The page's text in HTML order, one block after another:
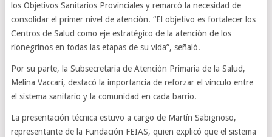
los Objetivos Sanitarios Provinciales y remarcó la necesidad de
consolidar el primer nivel de atención. “El objetivo es fortalecer los
Centros de Salud como eje estratégico de la atención de los
rionegrinos en todas las etapas de su vida”, señaló.
Por su parte, la Subsecretaria de Atención Primaria de la Salud,
Melina Vaccari, destacó la importancia de reforzar el vínculo entre
el sistema sanitario y la comunidad en cada barrio.
La presentación técnica estuvo a cargo de Martín Sabignoso,
representante de la Fundación FEIAS, quien explicó que el sistema